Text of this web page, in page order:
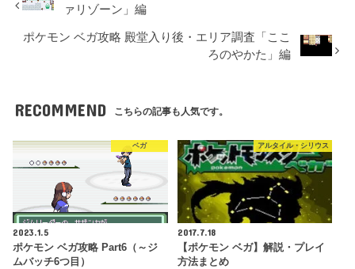
ァリゾーン」編
ポケモン ベガ攻略 殿堂入り後・エリア調査「ここ
ろのやかた」編
RECOMMEND こちらの記事も人気です。
ベガ
2023.1.5
ポケモン ベガ攻略 Part6（～ジ
ムバッチ6つ目）
アルタイル・シリウス
2017.7.18
【ポケモン ベガ】解説・プレイ
方法まとめ